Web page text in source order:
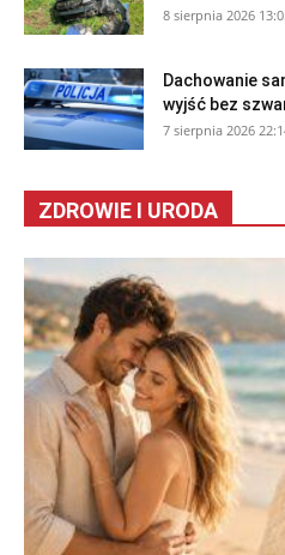
8 sierpnia 2026
Dachowanie
wyjść bez
7 sierpnia 2026
ZDROWIE I URODA